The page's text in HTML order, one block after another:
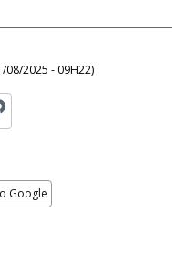
08/2025 - 09H22)
Google